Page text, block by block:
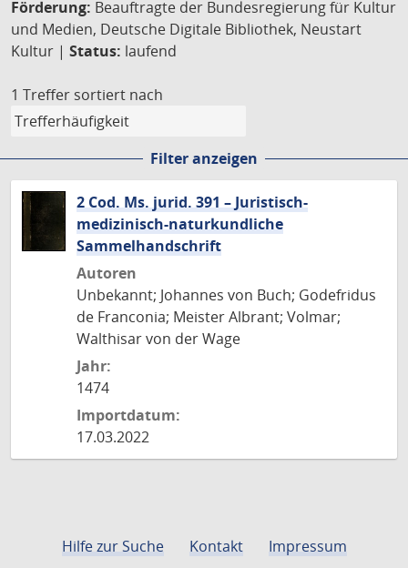
Förderung: Beauftragte der Bundesregierung für Kultur
und Medien, Deutsche Digitale Bibliothek, Neustart
Kultur | Status: laufend
1 Treffer sortiert nach
Filter anzeigen
2 Cod. Ms. jurid. 391 – Juristisch-
medizinisch-naturkundliche
Sammelhandschrift
Autoren
Unbekannt; Johannes von Buch; Godefridus
de Franconia; Meister Albrant; Volmar;
Walthisar von der Wage
Jahr:
1474
Importdatum:
17.03.2022
Hilfe zur Suche Kontakt
Impressum